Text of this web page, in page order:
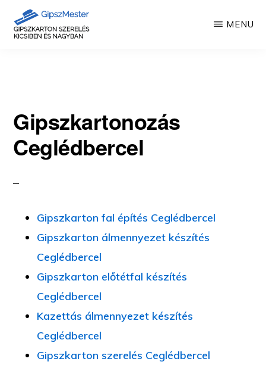
MENU
Gipszkartonozás
Ceglédbercel
Gipszkarton fal építés Ceglédbercel
Gipszkarton álmennyezet készítés
Ceglédbercel
Gipszkarton előtétfal készítés
Ceglédbercel
Kazettás álmennyezet készítés
Ceglédbercel
Gipszkarton szerelés Ceglédbercel